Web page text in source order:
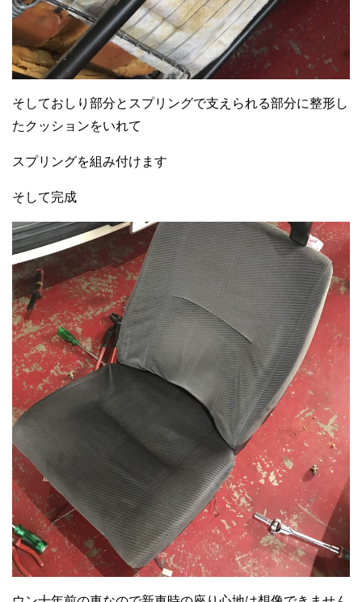
そしておしり部分とスプリングで支えられる部分に整形し
たクッションをいれて
スプリングを組み付けます
そして完成